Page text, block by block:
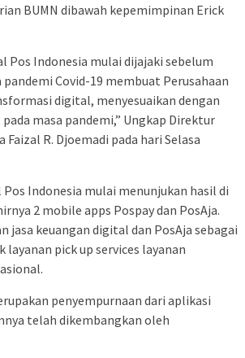
BUMN dibawah kepemimpinan Erick
Pos Indonesia mulai dijajaki sebelum
Covid-19 membuat Perusahaan
digital, menyesuaikan dengan
masa pandemi,” Ungkap Direktur
Faizal R. Djoemadi pada hari Selasa
Indonesia mulai menunjukan hasil di
2 mobile apps Pospay dan PosAja.
jasa keuangan digital dan PosAja sebagai
pick up services layanan
penyempurnaan dari aplikasi
telah dikembangkan oleh